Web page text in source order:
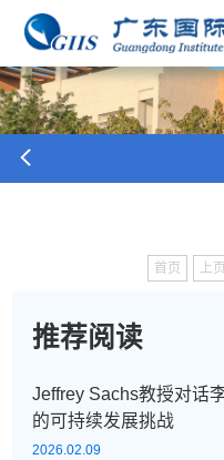
首页 上页
推荐阅读
Jeffrey Sachs教授对话
的可持续发展挑战
2026.02.09